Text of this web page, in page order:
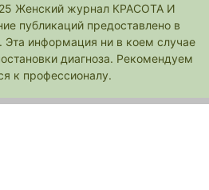
Женский журнал КРАСОТА И
публикаций предоставлено в
информация ни в коем случае
диагноза. Рекомендуем
к профессионалу.